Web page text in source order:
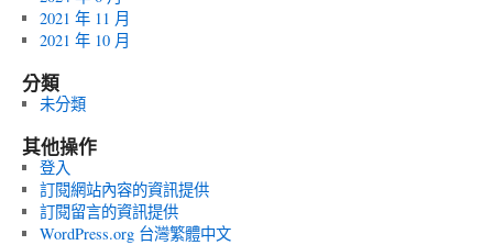
2021 年 11 月
2021 年 10 月
分類
未分類
其他操作
登入
訂閱網站內容的資訊提供
訂閱留言的資訊提供
WordPress.org 台灣繁體中文